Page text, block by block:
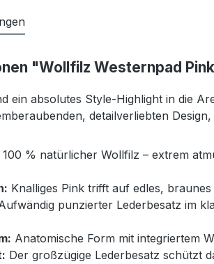
"Wollfilz Westernpad
ein absolutes Style-Highlight in die
detailverliebten
100 % natürlicher Wollfilz – extrem
Knalliges Pink trifft auf edles,
punzierter Lederbesatz im
Anatomische Form mit integriertem
Der großzügige Lederbesatz schützt